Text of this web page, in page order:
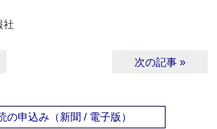
社
次の記事 »
の申込み（新聞 / 電子版）